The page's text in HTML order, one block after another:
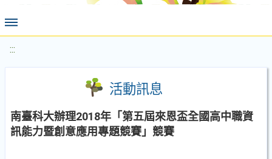
:::
活動訊息
南臺科大辦理2018年「第五屆來恩盃全國高中職資
訊能力暨創意應用專題競賽」競賽